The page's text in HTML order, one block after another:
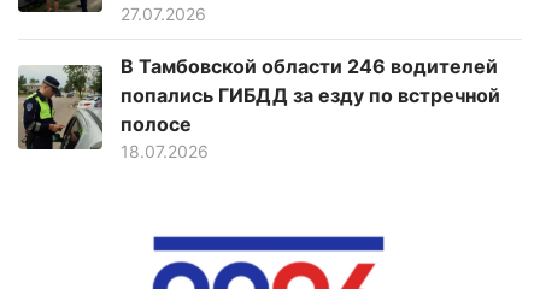
27.07.2026
В Тамбовской области 246 водителей
попались ГИБДД за езду по встречной
полосе
18.07.2026